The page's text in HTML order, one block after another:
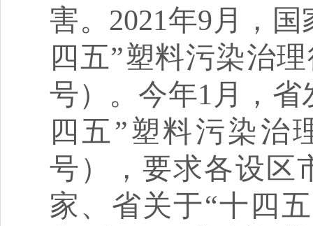
害。 2021年9月，
四五”塑料污染治
号）。今年1月，
四五”塑料污染治
号），要求各设区
家、省关于“十四